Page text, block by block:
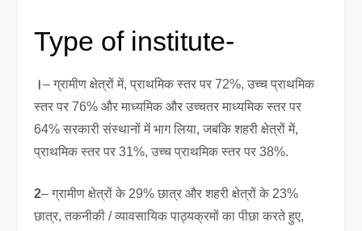
Type of institute-
।– ग्रामीण क्षेत्रों में, प्राथमिक स्तर पर 72%, उच्च प्राथमिक
स्तर पर 76% और माध्यमिक और उच्चतर माध्यमिक स्तर पर
64% सरकारी संस्थानों में भाग लिया, जबकि शहरी क्षेत्रों में,
प्राथमिक स्तर पर 31%, उच्च प्राथमिक स्तर पर 38%.
2– ग्रामीण क्षेत्रों के 29% छात्र और शहरी क्षेत्रों के 23%
छात्र, तकनीकी / व्यावसायिक पाठ्यक्रमों का पीछा करते हुए,